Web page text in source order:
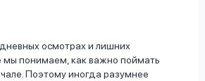
осмотрах и лишних
мы понимаем, как важно поймать
Поэтому иногда разумнее